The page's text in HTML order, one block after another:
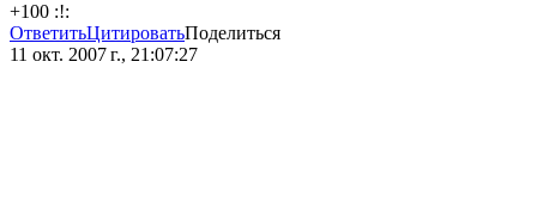
+100 :!:
ОтветитьЦитироватьПоделиться
11 окт. 2007 г., 21:07:27